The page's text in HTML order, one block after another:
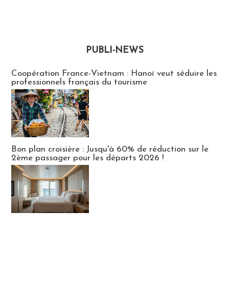
PUBLI-NEWS
Coopération France-Vietnam : Hanoï veut séduire les
professionnels français du tourisme
Bon plan croisière : Jusqu'à 60% de réduction sur le
2ème passager pour les départs 2026 !